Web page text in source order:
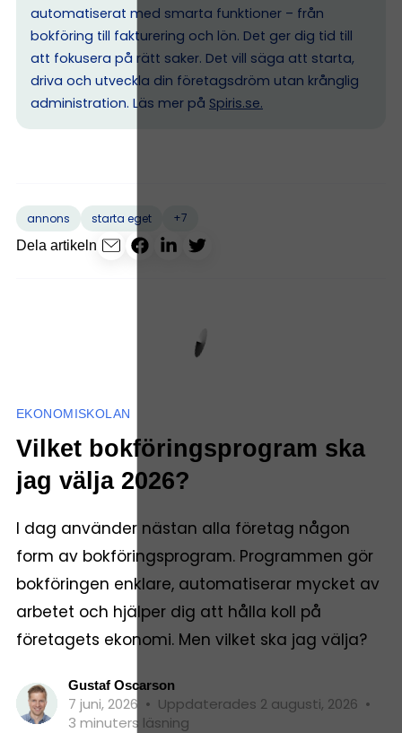
automatiserat med smarta funktioner – från
bokföring till fakturering och lön. Det ger dig tid till
att fokusera på rätt saker. Det vill säga att starta,
driva och utveckla din företagsdröm utan krånglig
administration. Läs mer på Spiris.se.
annons starta eget
+7
Dela artikeln
EKONOMISKOLAN
Vilket bokföringsprogram ska
jag välja 2026?
I dag använder nästan alla företag någon
form av bokföringsprogram. Programmen gör
bokföringen enklare, automatiserar mycket av
arbetet och hjälper dig att hålla koll på
företagets ekonomi. Men vilket ska jag välja?
Gustaf Oscarson
7 juni, 2026 • Uppdaterades 2 augusti, 2026 •
3 minuters läsning